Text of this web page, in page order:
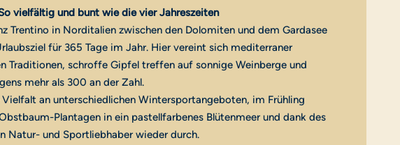
vielfältig und bunt wie die vier Jahreszeiten
Trentino in Norditalien zwischen den Dolomiten und dem Gardasee
für 365 Tage im Jahr. Hier vereint sich mediterraner
Traditionen, schroffe Gipfel treffen auf sonnige Weinberge und
mehr als 300 an der Zahl.
an unterschiedlichen Wintersportangeboten, im Frühling
Plantagen in ein pastellfarbenes Blütenmeer und dank des
Natur- und Sportliebhaber wieder durch.